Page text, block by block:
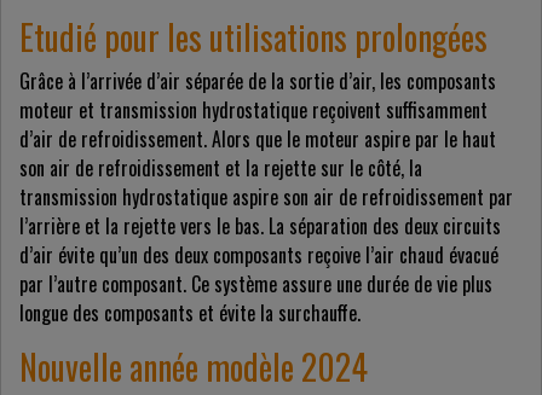
Etudié pour les utilisations prolongées
Grâce à l’arrivée d’air séparée de la sortie d’air, les composants
moteur et transmission hydrostatique reçoivent suffisamment
d’air de refroidissement. Alors que le moteur aspire par le haut
son air de refroidissement et la rejette sur le côté, la
transmission hydrostatique aspire son air de refroidissement par
l’arrière et la rejette vers le bas. La séparation des deux circuits
d’air évite qu’un des deux composants reçoive l’air chaud évacué
par l’autre composant. Ce système assure une durée de vie plus
longue des composants et évite la surchauffe.
Nouvelle année modèle 2024